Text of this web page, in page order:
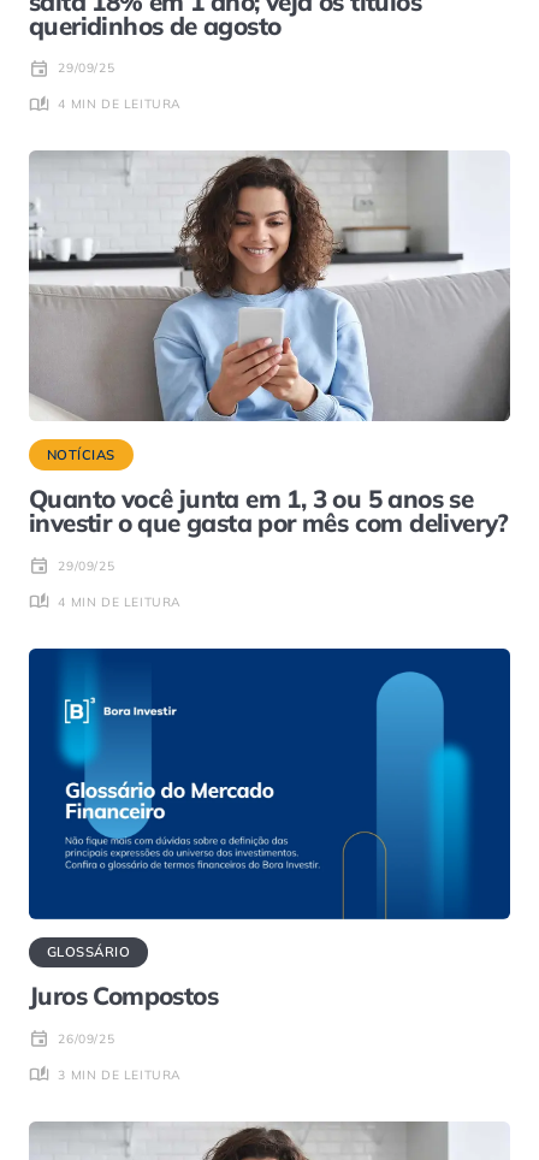
queridinhos de agosto
29/09/25
4 MIN DE LEITURA
NOTÍCIAS
Quanto você junta em 1, 3 ou 5 anos se
investir o que gasta por mês com delivery?
29/09/25
4 MIN DE LEITURA
GLOSSÁRIO
Juros Compostos
26/09/25
3 MIN DE LEITURA